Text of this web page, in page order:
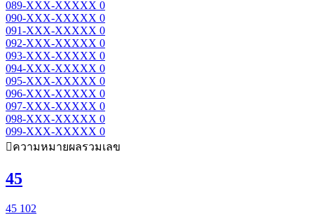
089-XXX-XXXXX 0
090-XXX-XXXXX 0
091-XXX-XXXXX 0
092-XXX-XXXXX 0
093-XXX-XXXXX 0
094-XXX-XXXXX 0
095-XXX-XXXXX 0
096-XXX-XXXXX 0
097-XXX-XXXXX 0
098-XXX-XXXXX 0
099-XXX-XXXXX 0
ความหมายผลรวมเลข
45
45 102